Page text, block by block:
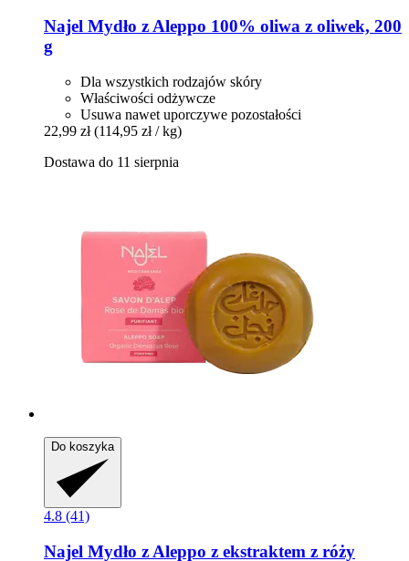
Najel Mydło z Aleppo 100% oliwa z oliwek, 200
g
Dla wszystkich rodzajów skóry
Właściwości odżywcze
Usuwa nawet uporczywe pozostałości
22,99 zł (114,95 zł / kg)
Dostawa do 11 sierpnia
Do koszyka
4.8 (41)
Najel Mydło z Aleppo z ekstraktem z róży